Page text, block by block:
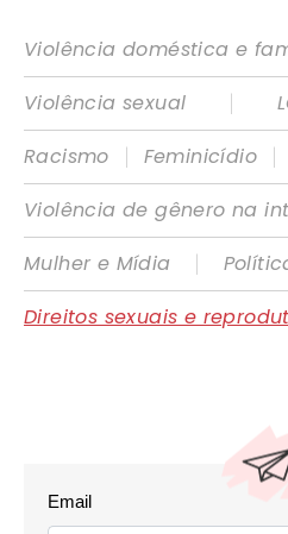
Violência doméstica e
Violência sexual
|
Racismo
| Feminicídio |
Violência de gênero na
Mulher e Mídia
|
Direitos sexuais e